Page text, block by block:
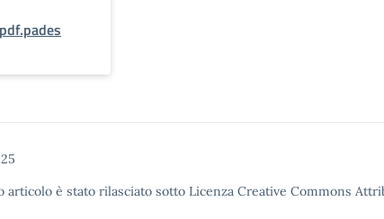
articolo è stato rilasciato sotto Licenza Creative Commons